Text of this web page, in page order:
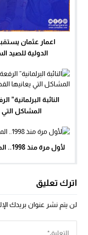
الدولية للصيد
النائبة البرلمانية”
المشاكل التي
لأول مرة منذ 1998.. الماء الشروب يدخل بيوت ساكنة أوسرد
اترك تعليق
لن يتم نشر عنوان بريدك